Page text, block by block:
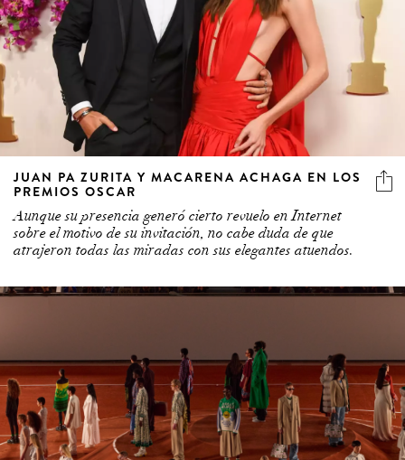
JUAN PA ZURITA Y MACARENA ACHAGA EN LOS
PREMIOS OSCAR
Aunque su presencia generó cierto revuelo en Internet
sobre el motivo de su invitación, no cabe duda de que
atrajeron todas las miradas con sus elegantes atuendos.